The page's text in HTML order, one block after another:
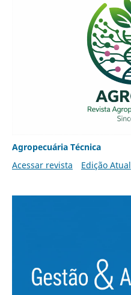
Agropecuária Técnica
Acessar revista
Edição Atual